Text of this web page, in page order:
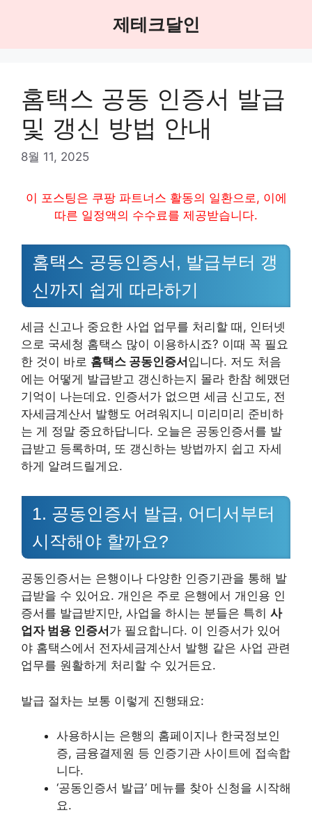
제테크달인
홈택스 공동 인증서 발급
및 갱신 방법 안내
8월 11, 2025
이 포스팅은 쿠팡 파트너스 활동의 일환으로, 이에
따른 일정액의 수수료를 제공받습니다.
홈택스 공동인증서, 발급부터 갱
신까지 쉽게 따라하기
세금 신고나 중요한 사업 업무를 처리할 때, 인터넷
으로 국세청 홈택스 많이 이용하시죠? 이때 꼭 필요
한 것이 바로 홈택스 공동인증서 입니다. 저도 처음
에는 어떻게 발급받고 갱신하는지 몰라 한참 헤맸던
기억이 나는데요. 인증서가 없으면 세금 신고도, 전
자세금계산서 발행도 어려워지니 미리미리 준비하
는 게 정말 중요하답니다. 오늘은 공동인증서를 발
급받고 등록하며, 또 갱신하는 방법까지 쉽고 자세
하게 알려드릴게요.
1. 공동인증서 발급, 어디서부터
시작해야 할까요?
공동인증서는 은행이나 다양한 인증기관을 통해 발
급받을 수 있어요. 개인은 주로 은행에서 개인용 인
증서를 발급받지만, 사업을 하시는 분들은 특히 사
업자 범용 인증서 가 필요합니다. 이 인증서가 있어
야 홈택스에서 전자세금계산서 발행 같은 사업 관련
업무를 원활하게 처리할 수 있거든요.
발급 절차는 보통 이렇게 진행돼요:
사용하시는 은행의 홈페이지나 한국정보인
증, 금융결제원 등 인증기관 사이트에 접속합
니다.
‘공동인증서 발급’ 메뉴를 찾아 신청을 시작해
요.